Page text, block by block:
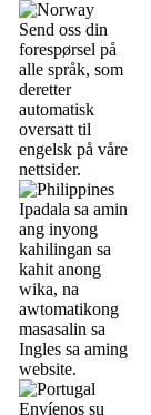
Send oss din
forespørsel på
alle språk, som
deretter
automatisk
oversatt til
engelsk på våre
nettsider.
Ipadala sa amin
ang inyong
kahilingan sa
kahit anong
wika, na
awtomatikong
masasalin sa
Ingles sa aming
website.
Envíenos su